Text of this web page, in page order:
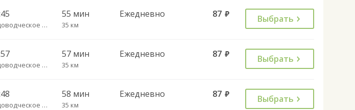
садоводческое некоммерческое товариществ
55 мин
35 км
Ежедневно 87 руб. Выбрать
садоводческое некоммерческое товариществ
57 мин
35 км
Ежедневно 87 руб. Выбрать
садоводческое некоммерческое товариществ
58 мин
35 км
Ежедневно 87 руб. Выбрать